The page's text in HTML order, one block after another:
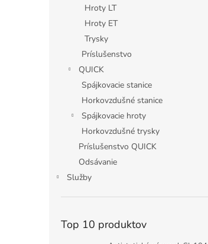
Hroty LT
Hroty ET
Trysky
Príslušenstvo
QUICK
Spájkovacie stanice
Horkovzdušné stanice
Spájkovacie hroty
Horkovzdušné trysky
Príslušenstvo QUICK
Odsávanie
Služby
Top 10 produktov